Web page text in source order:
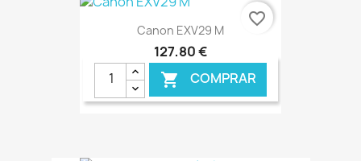
€ ONLINE
Canon EXV29 M
127,80 €
 COMPRAR
favorite_border